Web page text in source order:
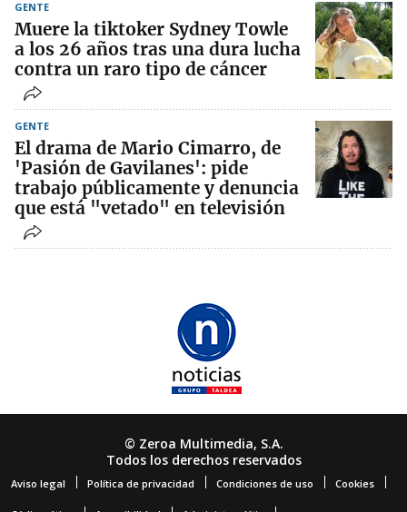
GENTE
Muere la tiktoker Sydney Towle
a los 26 años tras una dura lucha
contra un raro tipo de cáncer
GENTE
El drama de Mario Cimarro, de
'Pasión de Gavilanes': pide
trabajo públicamente y denuncia
que está "vetado" en televisión
© Zeroa Multimedia, S.A.
Todos los derechos reservados
Aviso legal Política de privacidad Condiciones de uso Cookies